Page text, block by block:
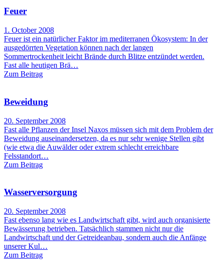
Feuer
1. October 2008
Feuer ist ein natürlicher Faktor im mediterranen Ökosystem: In der
ausgedörrten Vegetation können nach der langen
Sommertrockenheit leicht Brände durch Blitze entzündet werden.
Fast alle heutigen Brä…
Zum Beitrag
Beweidung
20. September 2008
Fast alle Pflanzen der Insel Naxos müssen sich mit dem Problem der
Beweidung auseinandersetzen, da es nur sehr wenige Stellen gibt
(wie etwa die Auwälder oder extrem schlecht erreichbare
Felsstandort…
Zum Beitrag
Wasserversorgung
20. September 2008
Fast ebenso lang wie es Landwirtschaft gibt, wird auch organisierte
Bewässerung betrieben. Tatsächlich stammen nicht nur die
Landwirtschaft und der Getreideanbau, sondern auch die Anfänge
unserer Kul…
Zum Beitrag